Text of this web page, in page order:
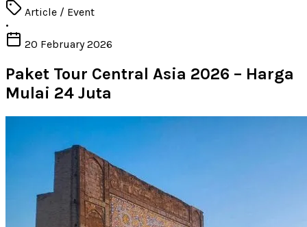
Article / Event
•
20 February 2026
Paket Tour Central Asia 2026 – Harga
Mulai 24 Juta